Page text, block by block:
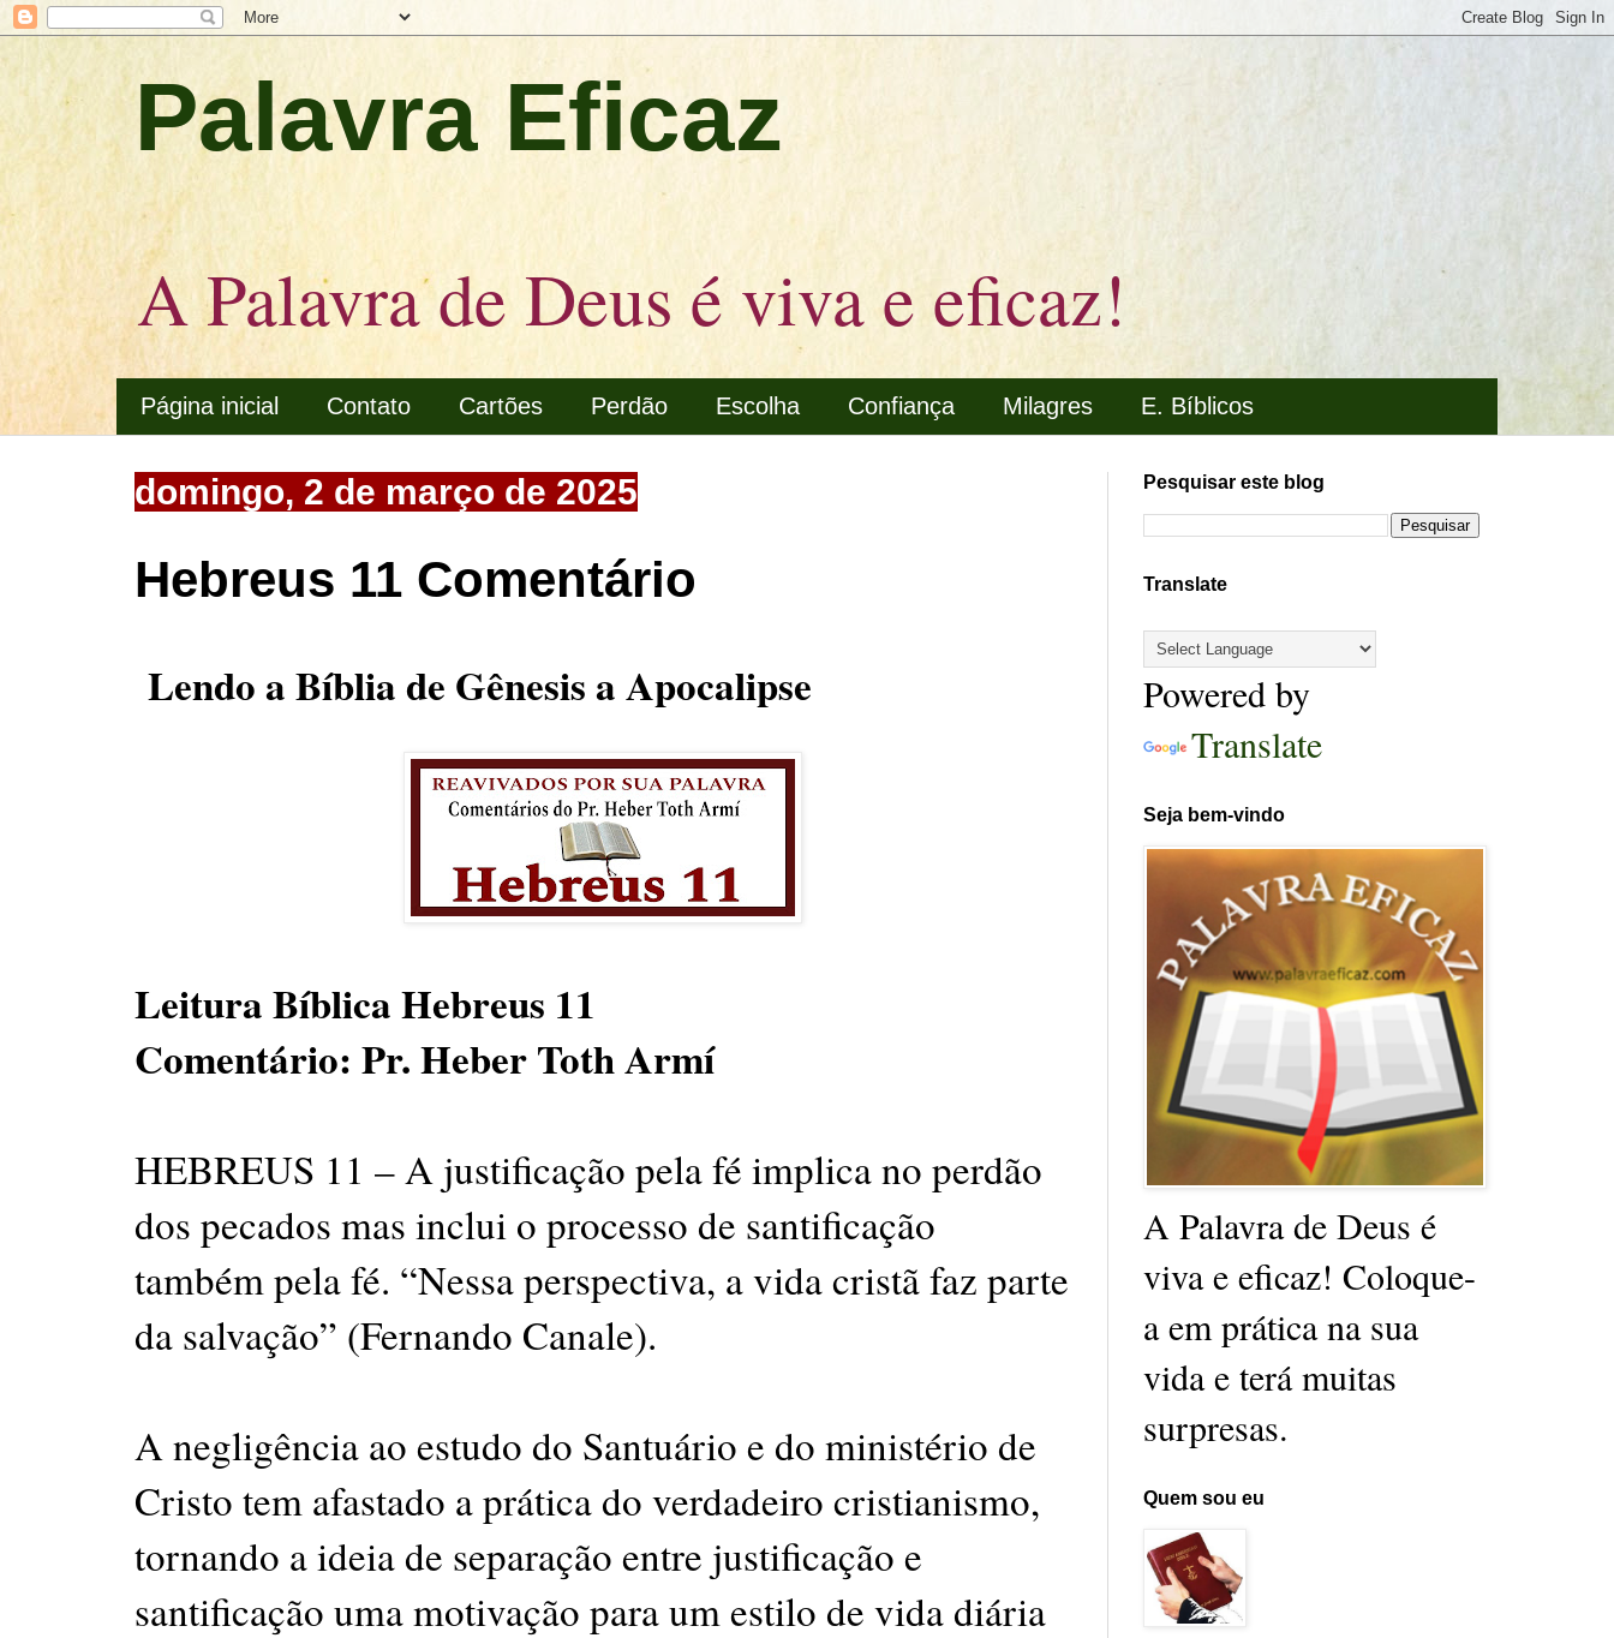
Palavra Eficaz
A Palavra de Deus é viva e eficaz!
Página inicial Contato Cartões Perdão Escolha Confiança Milagres E. Bíblicos
domingo, 2 de março de 2025
Hebreus 11 Comentário
Lendo a Bíblia de Gênesis a Apocalipse
Leitura Bíblica Hebreus 11
Comentário: Pr. Heber Toth Armí
HEBREUS 11 – A justificação pela fé implica no perdão
dos pecados mas inclui o processo de santificação
também pela fé. “Nessa perspectiva, a vida cristã faz parte
da salvação” (Fernando Canale).
A negligência ao estudo do Santuário e do ministério de
Cristo tem afastado a prática do verdadeiro cristianismo,
tornando a ideia de separação entre justificação e
santificação uma motivação para um estilo de vida diária
Pesquisar este blog
Translate
Powered by
Translate
Seja bem-vindo
A Palavra de Deus é
viva e eficaz! Coloque-
a em prática na sua
vida e terá muitas
surpresas.
Quem sou eu